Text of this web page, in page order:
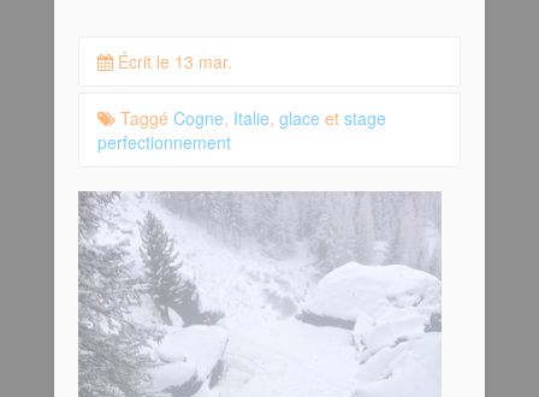
Écrit le 13 mar.
Taggé Cogne, Italie, glace et stage
perfectionnement